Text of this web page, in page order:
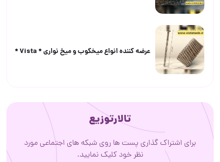
عرضه كننده انواع ميخكوب و ميخ نوارى * Vista *
تالارتوزیع
برای اشتراک گذاری پست ها روی شبکه های اجتماعی مورد
نظر خود کلیک نمایید.